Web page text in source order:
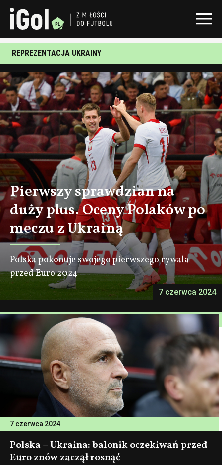
REPREZENTACJA UKRAINY
7 czerwca 2024
Pierwszy sprawdzian na
duży plus. Oceny Polaków po
meczu z Ukrainą
Polska pokonuje swojego pierwszego rywala
przed Euro 2024
7 czerwca 2024
Polska – Ukraina: balonik oczekiwań przed
Euro znów zaczął rosnąć